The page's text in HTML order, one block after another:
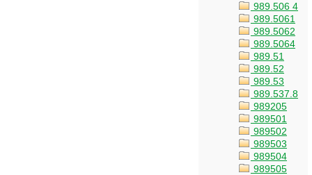
989.506 4
989.5061
989.5062
989.5064
989.51
989.52
989.53
989.537.8
989205
989501
989502
989503
989504
989505